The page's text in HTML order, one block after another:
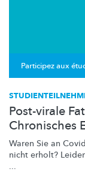
Participez aux
Post-virale
Chronisches
Waren Sie an
nicht erholt?
...